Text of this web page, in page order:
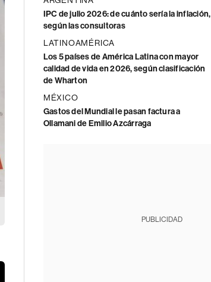
IPC de julio 2026: de cuánto sería la inflación,
según las consultoras
LATINOAMÉRICA
Los 5 países de América Latina con mayor
calidad de vida en 2026, según clasificación
de Wharton
MÉXICO
Gastos del Mundial le pasan factura a
Ollamani de Emilio Azcárraga
PUBLICIDAD